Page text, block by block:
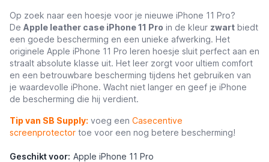
Op zoek naar een hoesje voor je nieuwe iPhone 11 Pro?
De Apple leather case iPhone 11 Pro in de kleur zwart biedt
een goede bescherming en een unieke afwerking. Het
originele Apple iPhone 11 Pro leren hoesje sluit perfect aan en
straalt absolute klasse uit. Het leer zorgt voor ultiem comfort
en een betrouwbare bescherming tijdens het gebruiken van
je waardevolle iPhone. Wacht niet langer en geef je iPhone
de bescherming die hij verdient.
Tip van SB Supply: voeg een Casecentive
screenprotector toe voor een nog betere bescherming!
Geschikt voor: Apple iPhone 11 Pro